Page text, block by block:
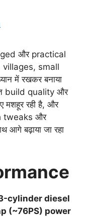
और practical
villages, small
में रखकर बनाया
build quality और
रही है, और
tweaks और
बढ़ाया जा रहा
3-cylinder diesel
(~76PS) power